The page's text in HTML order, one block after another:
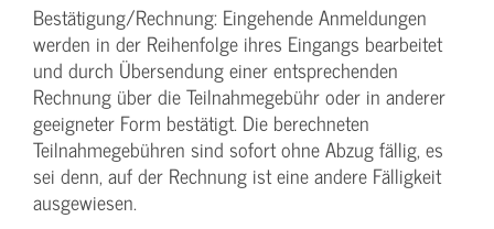
Bestätigung­/Rechnung: Eingehende Anmeldungen
werden in der Reihenfolge ihres Eingangs bearbeitet
und durch Übersendung einer entsprechenden
Rechnung über die Teilnahmegebühr oder in anderer
geeigneter Form bestätigt. Die berechneten
Teilnahmegebühren sind sofort ohne Abzug fällig, es
sei denn, auf der Rechnung ist eine andere Fälligkeit
ausgewiesen.